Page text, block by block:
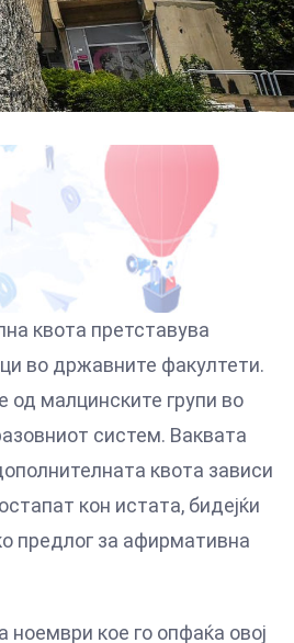
квота претставува
во државните факултети.
од малцинските групи во
систем. Ваквата
квота зависи
кон истата, бидејќи
предлог за афирмативна
кое го опфаќа овој